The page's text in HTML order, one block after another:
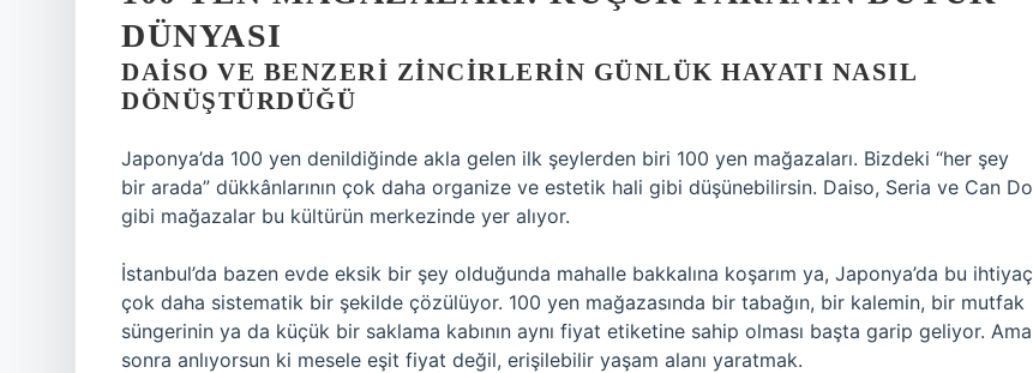
DÜNYASI
DAISO VE BENZERI ZINCIRLERIN GÜNLÜK HAYATI NASIL
DÖNÜŞTÜRDÜĞÜ
Japonya’da 100 yen denildiğinde akla gelen ilk şeylerden biri 100 yen mağazaları. Bizdeki “her şey
bir arada” dükkânlarının çok daha organize ve estetik hali gibi düşünebilirsin. Daiso, Seria ve Can Do
gibi mağazalar bu kültürün merkezinde yer alıyor.
İstanbul’da bazen evde eksik bir şey olduğunda mahalle bakkalına koşarım ya, Japonya’da bu ihtiyaç
çok daha sistematik bir şekilde çözülüyor. 100 yen mağazasında bir tabağın, bir kalemin, bir mutfak
süngerinin ya da küçük bir saklama kabının aynı fiyat etiketine sahip olması başta garip geliyor. Ama
sonra anlıyorsun ki mesele eşit fiyat değil, erişilebilir yaşam alanı yaratmak.